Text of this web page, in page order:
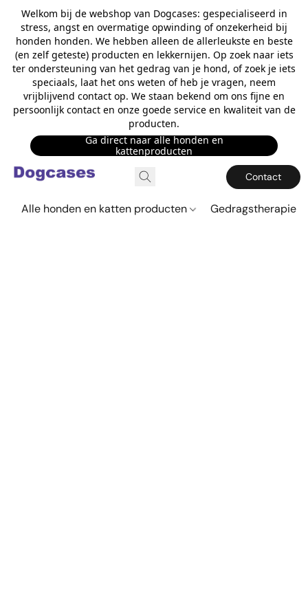
Welkom bij de webshop van Dogcases: gespecialiseerd in
stress, angst en overmatige opwinding of onzekerheid bij
honden honden. We hebben alleen de allerleukste en beste
(en zelf geteste) producten en lekkernijen. Op zoek naar iets
ter ondersteuning van het gedrag van je hond, of zoek je iets
speciaals, laat het ons weten of heb je vragen, neem
vrijblijvend contact op. We staan bekend om ons fijne en
persoonlijk contact en onze goede service en kwaliteit van de
producten.
Ga direct naar alle honden en
kattenproducten
Contact
Alle honden en katten producten Gedragstherapie